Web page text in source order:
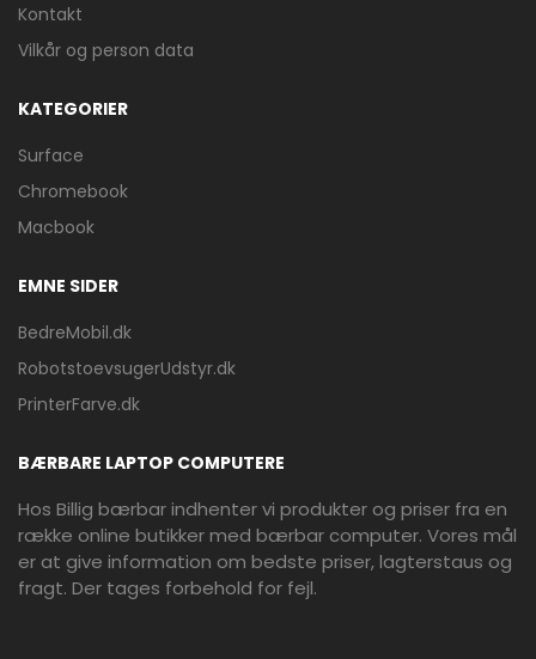
Kontakt
Vilkår og person data
KATEGORIER
Surface
Chromebook
Macbook
EMNE SIDER
BedreMobil.dk
RobotstoevsugerUdstyr.dk
PrinterFarve.dk
BÆRBARE LAPTOP COMPUTERE
Hos Billig bærbar indhenter vi produkter og priser fra en
række online butikker med bærbar computer. Vores mål
er at give information om bedste priser, lagterstaus og
fragt. Der tages forbehold for fejl.